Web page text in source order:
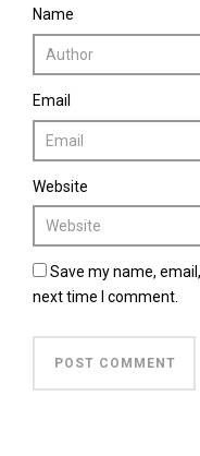
Name
Email
Website
Save my name,
next time I comment.